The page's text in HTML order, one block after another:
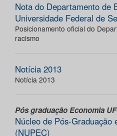
Nota do Departamento de
Universidade Federal de
Posicionamento oficial do
racismo
Notícia 2013
Notícia 2013
Pós graduação Economia
Núcleo de Pós-Graduação
(NUPEC)